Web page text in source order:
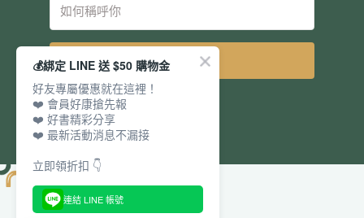
立即訂閱
💰綁定 LINE 送 $50 購物金
好友專屬優惠就在這裡！
❤️ 會員好康搶先報
❤️ 好書精彩分享
❤️ 最新活動消息不漏接
立即領折扣 👇
連結 LINE 帳號